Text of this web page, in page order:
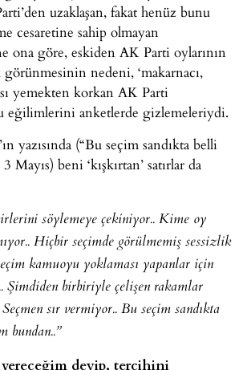
uzaklaşan, fakat henüz bunu
cesaretine sahip olmayan
ona göre, eskiden AK Parti oylarının
nedeni, ‘makarnacı,
yemekten korkan AK Parti
eğilimlerini anketlerde gizlemeleriydi.
yazısında (“Bu seçim sandıkta belli
3 Mayıs) beni ‘kışkırtan’ satırlar da
söylemeye çekiniyor.. Kime oy
Hiçbir seçimde görülmemiş sessizlik
kamuoyu yoklaması yapanlar için
Şimdiden birbiriyle çelişen rakamlar
sır vermiyor.. Bu seçim sandıkta
bundan..”
deyip, tercihini